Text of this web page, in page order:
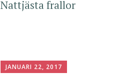
Nattjästa frallor
JANUARI 22, 2017